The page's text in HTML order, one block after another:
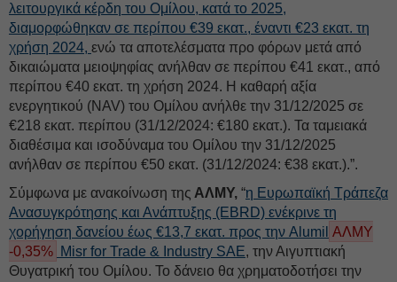
λειτουργικά κέρδη του Ομίλου, κατά το 2025,
διαμορφώθηκαν σε περίπου €39 εκατ., έναντι €23 εκατ. τη
χρήση 2024, ενώ τα αποτελέσματα προ φόρων μετά από
δικαιώματα μειοψηφίας ανήλθαν σε περίπου €41 εκατ., από
περίπου €40 εκατ. τη χρήση 2024. Η καθαρή αξία
ενεργητικού (NAV) του Ομίλου ανήλθε την 31/12/2025 σε
€218 εκατ. περίπου (31/12/2024: €180 εκατ.). Τα ταμειακά
διαθέσιμα και ισοδύναμα του Ομίλου την 31/12/2025
ανήλθαν σε περίπου €50 εκατ. (31/12/2024: €38 εκατ.).”.
Σύμφωνα με ανακοίνωση της ΑΛΜΥ, “η Ευρωπαϊκή Τράπεζα
Ανασυγκρότησης και Ανάπτυξης (EBRD) ενέκρινε τη
χορήγηση δανείου έως €13,7 εκατ. προς την Alumil ΑΛΜΥ
-0,35% Misr for Trade & Industry SAE, την Αιγυπτιακή
Θυγατρική του Ομίλου. Το δάνειο θα χρηματοδοτήσει την